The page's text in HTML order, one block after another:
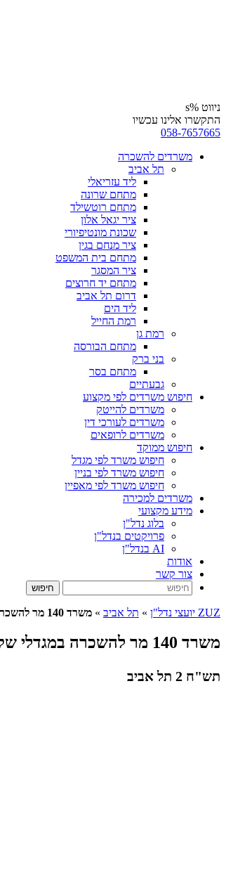
ניווט %s
התקשרו אלינו עכשיו
058-7657665
משרדים להשכרה
תל אביב
ליד עזריאלי
מתחם שרונה
מתחם רוטשילד
ציר יגאל אלון
שכונת מונטיפיורי
ציר מנחם בגין
מתחם בית המשפט
ציר המסגר
מתחם יד חרוצים
דרום תל אביב
ליד הים
רמת החייל
רמת גן
מתחם הבורסה
בני ברק
מתחם בסר
גבעתיים
חיפוש משרדים לפי מקצוע
משרדים להייטק
משרדים לעורכי דין
משרדים לרופאים
חיפוש ממוקד
חיפוש משרד לפי מגדל
חיפוש משרד לפי בניין
חיפוש משרד לפי מאפיין
משרדים למכירה
מידע מקצועי
בלוג נדל"ן
פרויקטים בנדל"ן
AI בנדל"ן
אודות
צור קשר
ZUZ יועצי נדל"ן » תל אביב » משרד 140 מר להשכרה במגדלי שקל תל אביב
משרד 140 מר להשכרה במגדלי שקל תל אביב
תש"ח 2 תל אביב